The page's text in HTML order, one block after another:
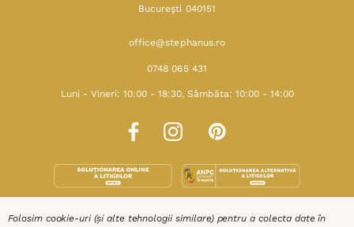
Bucureşti 040151
office@stephanus.ro
0748 065 431
Luni - Vineri: 10:00 - 18:30, Sâmbăta: 10:00 - 14:00
Folosim cookie-uri (și alte tehnologii similare) pentru a colecta date în